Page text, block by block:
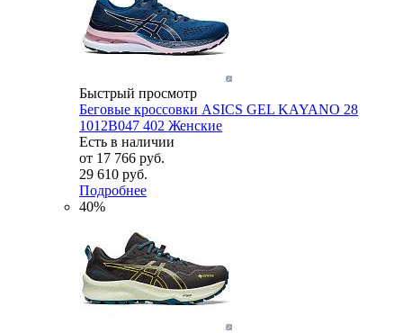
Быстрый просмотр
Беговые кроссовки ASICS GEL KAYANO 28
1012B047 402 Женские
Есть в наличии
от 17 766 руб.
29 610 руб.
Подробнее
40%